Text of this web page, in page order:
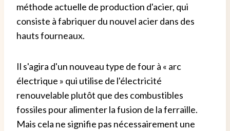
méthode actuelle de production d'acier, qui
consiste à fabriquer du nouvel acier dans des
hauts fourneaux.
Il s'agira d'un nouveau type de four à « arc
électrique » qui utilise de l'électricité
renouvelable plutôt que des combustibles
fossiles pour alimenter la fusion de la ferraille.
Mais cela ne signifie pas nécessairement une